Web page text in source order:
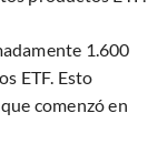
1.600
ETF. Esto
comenzó en